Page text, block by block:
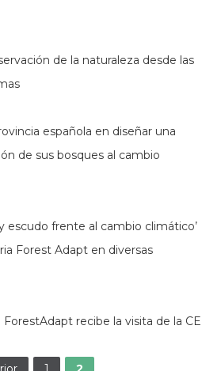
de la naturaleza desde las
española en diseñar una
de sus bosques al cambio
escudo frente al cambio climático’
Forest Adapt en diversas
recibe la visita de la CE